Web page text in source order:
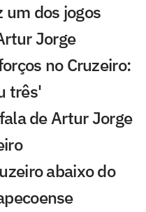
um dos jogos
Jorge
no Cruzeiro:
três'
de Artur Jorge
abaixo do